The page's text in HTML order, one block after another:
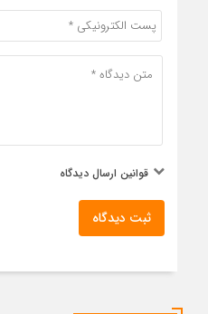
قوانین ارسال دیدگاه
ثبت دیدگاه